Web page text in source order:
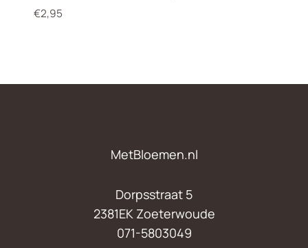
€2,95
MetBloemen.nl
Dorpsstraat 5
2381EK Zoeterwoude
071-5803049